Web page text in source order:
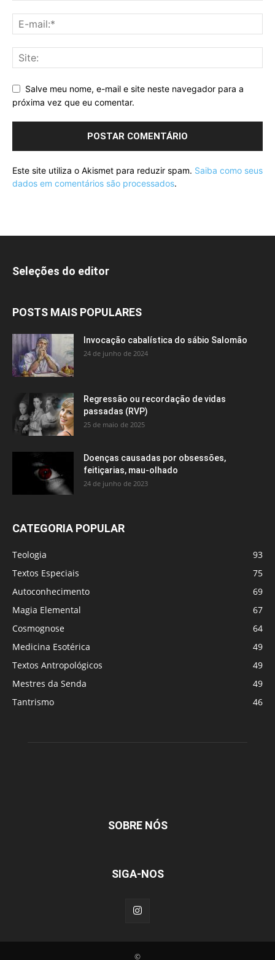
Salve meu nome, e-mail e site neste navegador para a
próxima vez que eu comentar.
Este site utiliza o Akismet para reduzir spam. Saiba como seus
dados em comentários são processados.
Seleções do editor
POSTS MAIS POPULARES
Invocação cabalística do sábio Salomão
24 de junho de 2024
Regressão ou recordação de vidas
passadas (RVP)
25 de maio de 2025
Doenças causadas por obsessões,
feitiçarias, mau-olhado
24 de junho de 2023
CATEGORIA POPULAR
Teologia
93
Textos Especiais
75
Autoconhecimento
69
Magia Elemental
67
Cosmognose
64
Medicina Esotérica
49
Textos Antropológicos
49
Mestres da Senda
49
Tantrismo
46
SOBRE NÓS
SIGA-NOS
©